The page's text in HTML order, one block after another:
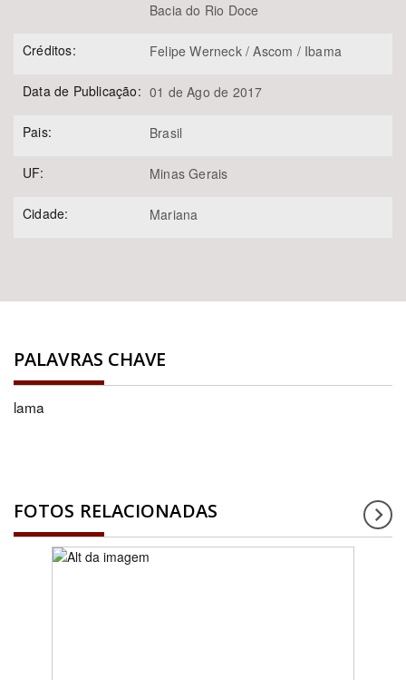
Bacia do Rio Doce
Créditos: Felipe Werneck / Ascom / Ibama
Data de Publicação: 01 de Ago de 2017
Pais: Brasil
UF: Minas Gerais
Cidade: Mariana
PALAVRAS CHAVE
lama
FOTOS RELACIONADAS